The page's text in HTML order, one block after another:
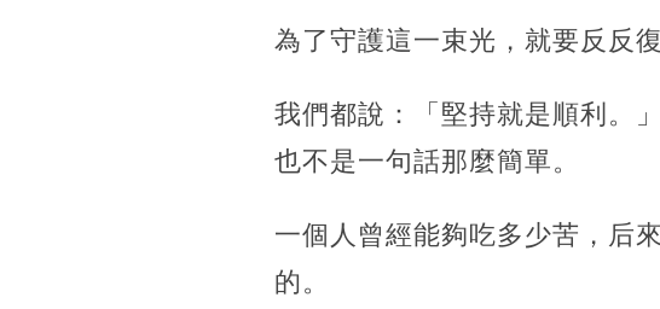
為了守護這一束光，就要反反
我們都說：「堅持就是順利。
也不是一句話那麼簡單。
一個人曾經能夠吃多少苦，后
的。